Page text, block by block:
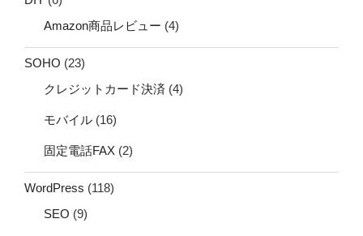
Amazon商品レビュー (4)
SOHO (23)
クレジットカード決済 (4)
モバイル (16)
固定電話FAX (2)
WordPress (118)
SEO (9)